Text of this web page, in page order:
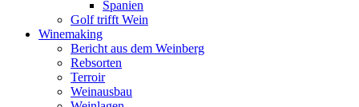
Spanien
Golf trifft Wein
Winemaking
Bericht aus dem Weinberg
Rebsorten
Terroir
Weinausbau